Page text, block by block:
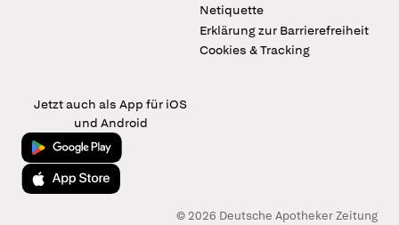
Netiquette
Erklärung zur Barrierefreiheit
Cookies & Tracking
Jetzt auch als App für iOS
und Android
Jetzt bei Google Play
Laden im App Store
© 2026 Deutsche Apotheker Zeitung